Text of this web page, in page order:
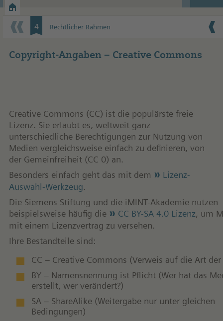
Zustand und Ziele
4 Rechtlicher Rahmen
Copyright-Angaben – Creative Commons
Creative Commons (CC) ist die populärste freie
Lizenz. Sie erlaubt es, weltweit ganz
unterschiedliche Berechtigungen zur Nutzung von
Medien vergleichsweise einfach zu definieren, von
der Gemeinfreiheit (CC 0) an.
Besonders einfach geht das mit dem
Lizenz-
Auswahl-Werkzeug.
Die Siemens Stiftung und die iMINT-Akademie nutzen
beispielsweise häufig die
CC BY-SA 4.0 Lizenz, um
mit einem Lizenzvertrag zu versehen.
Ihre Bestandteile sind:
CC – Creative Commons (Verweis auf die Art der
BY – Namensnennung ist Pflicht (Wer hat das
erstellt, wer verändert?)
SA – ShareAlike (Weitergabe nur unter gleichen
Bedingungen)